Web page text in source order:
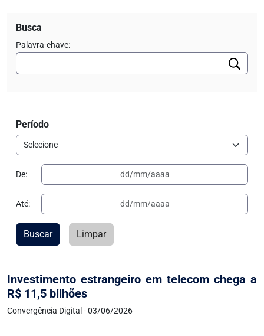
Investimento estrangeiro em telecom chega a
R$ 11,5 bilhões
Convergência Digital - 03/06/2026
Busca
Palavra-chave:
Período
De:
Até:
Buscar Limpar